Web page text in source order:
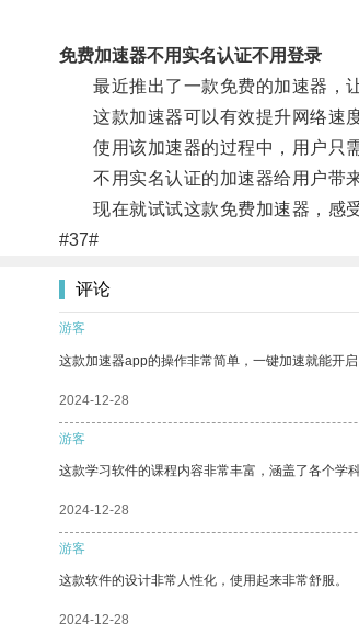
免费加速器不用实名认证不用登录
最近推出了一款免费的加速器，让
这款加速器可以有效提升网络速度
使用该加速器的过程中，用户只需
不用实名认证的加速器给用户带来
现在就试试这款免费加速器，感受
#37#
评论
游客
这款加速器app的操作非常简单，一键加速就能开启
2024-12-28
游客
这款学习软件的课程内容非常丰富，涵盖了各个学
2024-12-28
游客
这款软件的设计非常人性化，使用起来非常舒服。
2024-12-28